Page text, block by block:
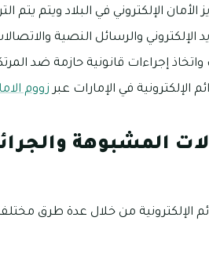
الإلكتروني في البلاد ويتم يتم
الإلكتروني والرسائل النصية
واتخاذ إجراءات قانونية حازمة ضد
الإلكترونية في الإمارات عبر زووم
المشبوهة
الإلكترونية من خلال عدة طرق